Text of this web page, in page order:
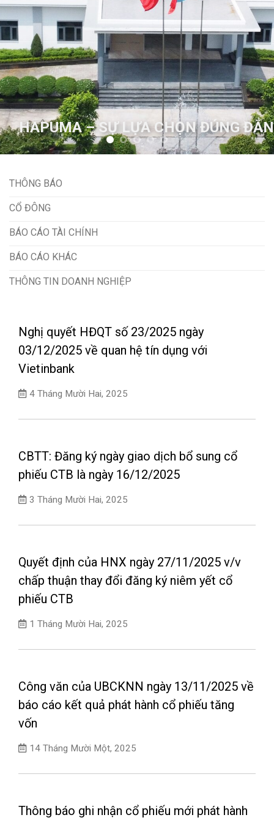
HAPUMA – SỰ LỰA CHỌN ĐÚNG ĐẮN
THÔNG BÁO
CỔ ĐÔNG
BÁO CÁO TÀI CHÍNH
BÁO CÁO KHÁC
THÔNG TIN DOANH NGHIỆP
Nghị quyết HĐQT số 23/2025 ngày
03/12/2025 về quan hệ tín dụng với
Vietinbank
4 Tháng Mười Hai, 2025
CBTT: Đăng ký ngày giao dịch bổ sung cổ
phiếu CTB là ngày 16/12/2025
3 Tháng Mười Hai, 2025
Quyết định của HNX ngày 27/11/2025 v/v
chấp thuận thay đổi đăng ký niêm yết cổ
phiếu CTB
1 Tháng Mười Hai, 2025
Công văn của UBCKNN ngày 13/11/2025 về
báo cáo kết quả phát hành cổ phiếu tăng
vốn
14 Tháng Mười Một, 2025
Thông báo ghi nhận cổ phiếu mới phát hành